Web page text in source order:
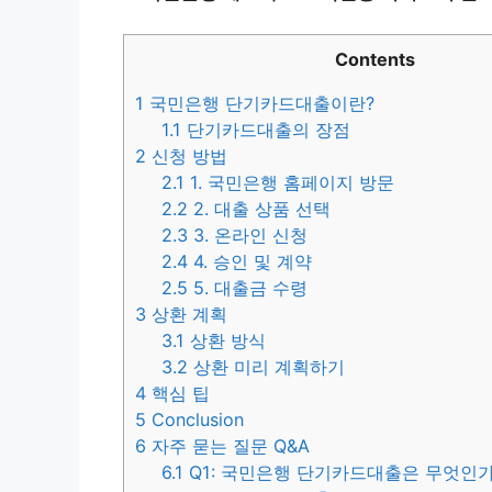
Contents
1 국민은행 단기카드대출이란?
1.1 단기카드대출의 장점
2 신청 방법
2.1 1. 국민은행 홈페이지 방문
2.2 2. 대출 상품 선택
2.3 3. 온라인 신청
2.4 4. 승인 및 계약
2.5 5. 대출금 수령
3 상환 계획
3.1 상환 방식
3.2 상환 미리 계획하기
4 핵심 팁
5 Conclusion
6 자주 묻는 질문 Q&A
6.1 Q1: 국민은행 단기카드대출은 무엇인